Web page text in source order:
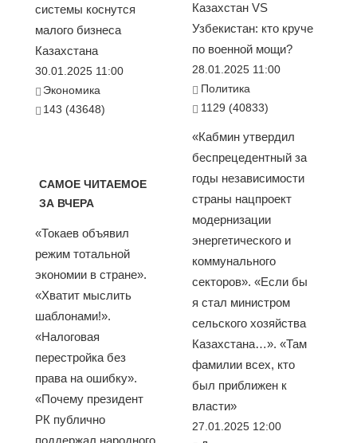
системы коснутся
малого бизнеса
Казахстана
30.01.2025 11:00
Экономика
143 (43648)
САМОЕ ЧИТАЕМОЕ
ЗА ВЧЕРА
«Токаев объявил
режим тотальной
экономии в стране».
«Хватит мыслить
шаблонами!».
«Налоговая
перестройка без
права на ошибку».
«Почему президент
РК публично
Казахстан VS
Узбекистан: кто круче
по военной мощи?
28.01.2025 11:00
Политика
1129 (40833)
«Кабмин утвердил
беспрецедентный за
годы независимости
страны нацпроект
модернизации
энергетического и
коммунального
секторов». «Если бы
я стал министром
сельского хозяйства
Казахстана…». «Там
фамилии всех, кто
был приближен к
власти»
27.01.2025 12:00